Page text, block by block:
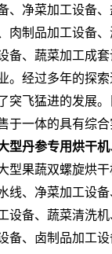
、净菜加工设备
肉制品加工设备
备、蔬菜加工成
。经过多年的探
突飞猛进的发展
于一体的具有综合
型丹参专用烘干机
型果蔬双螺旋烘
线、净菜加工设
设备、蔬菜清洗
备、卤制品加工